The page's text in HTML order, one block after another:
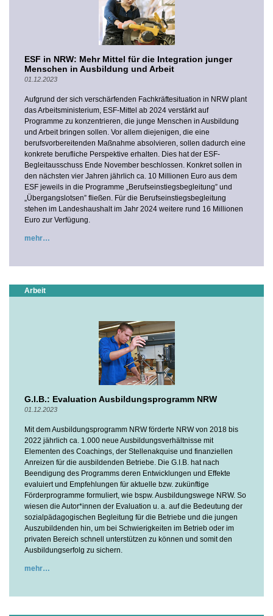
ESF in NRW: Mehr Mittel für die Integration junger
Menschen in Ausbildung und Arbeit
01.12.2023
Aufgrund der sich verschärfenden Fachkräftesituation in NRW plant
das Arbeitsministerium, ESF-Mittel ab 2024 verstärkt auf
Programme zu konzentrieren, die junge Menschen in Ausbildung
und Arbeit bringen sollen. Vor allem diejenigen, die eine
berufsvorbereitenden Maßnahme absolvieren, sollen dadurch eine
konkrete berufliche Perspektive erhalten. Dies hat der ESF-
Begleitausschuss Ende November beschlossen. Konkret sollen in
den nächsten vier Jahren jährlich ca. 10 Millionen Euro aus dem
ESF jeweils in die Programme „Berufseinstiegsbegleitung” und
„Übergangslotsen” fließen. Für die Berufseinstiegsbegleitung
stehen im Landeshaushalt im Jahr 2024 weitere rund 16 Millionen
Euro zur Verfügung.
mehr
Arbeit
G.I.B.: Evaluation Ausbildungsprogramm NRW
01.12.2023
Mit dem Ausbildungsprogramm NRW förderte NRW von 2018 bis
2022 jährlich ca. 1.000 neue Ausbildungsverhältnisse mit
Elementen des Coachings, der Stellenakquise und finanziellen
Anreizen für die ausbildenden Betriebe. Die G.I.B. hat nach
Beendigung des Programms deren Entwicklungen und Effekte
evaluiert und Empfehlungen für aktuelle bzw. zukünftige
Förderprogramme formuliert, wie bspw. Ausbildungswege NRW. So
wiesen die Autor*innen der Evaluation u. a. auf die Bedeutung der
sozialpädagogischen Begleitung für die Betriebe und die jungen
Auszubildenden hin, um bei Schwierigkeiten im Betrieb oder im
privaten Bereich schnell unterstützen zu können und somit den
Ausbildungserfolg zu sichern.
mehr